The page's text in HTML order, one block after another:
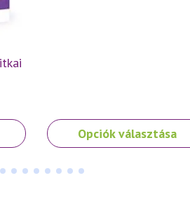
Opciók választása
Ennek
a
több